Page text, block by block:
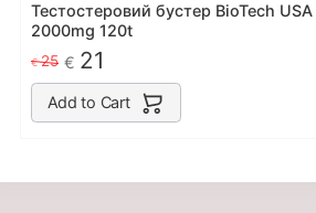
Тестостеровий бустер BioTech
2000mg 120t
€25 € 21
Add to Cart